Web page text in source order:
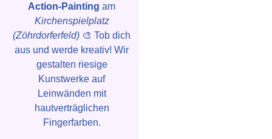
Action-Painting am
Kirchenspielplatz
(Zöhrdorferfeld) 🎨 Tob dich
aus und werde kreativ! Wir
gestalten riesige
Kunstwerke auf
Leinwänden mit
hautverträglichen
Fingerfarben.